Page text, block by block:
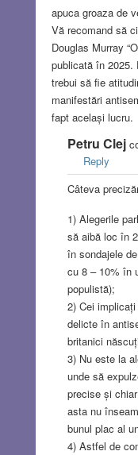
apuca groaza de
Vă recomand să
Douglas Murray
publicată în 2025.
trebui să fie
manifestări
fapt același lucru.
Petru Clej
Reply
Câteva
1) Alegerile
să aibă loc în
în sondajele
cu 8 – 10% în
populistă);
2) Cei
delicte în
britanici
3) Nu este la
unde să
precise și
asta nu
bunul plac al
4) Astfel de